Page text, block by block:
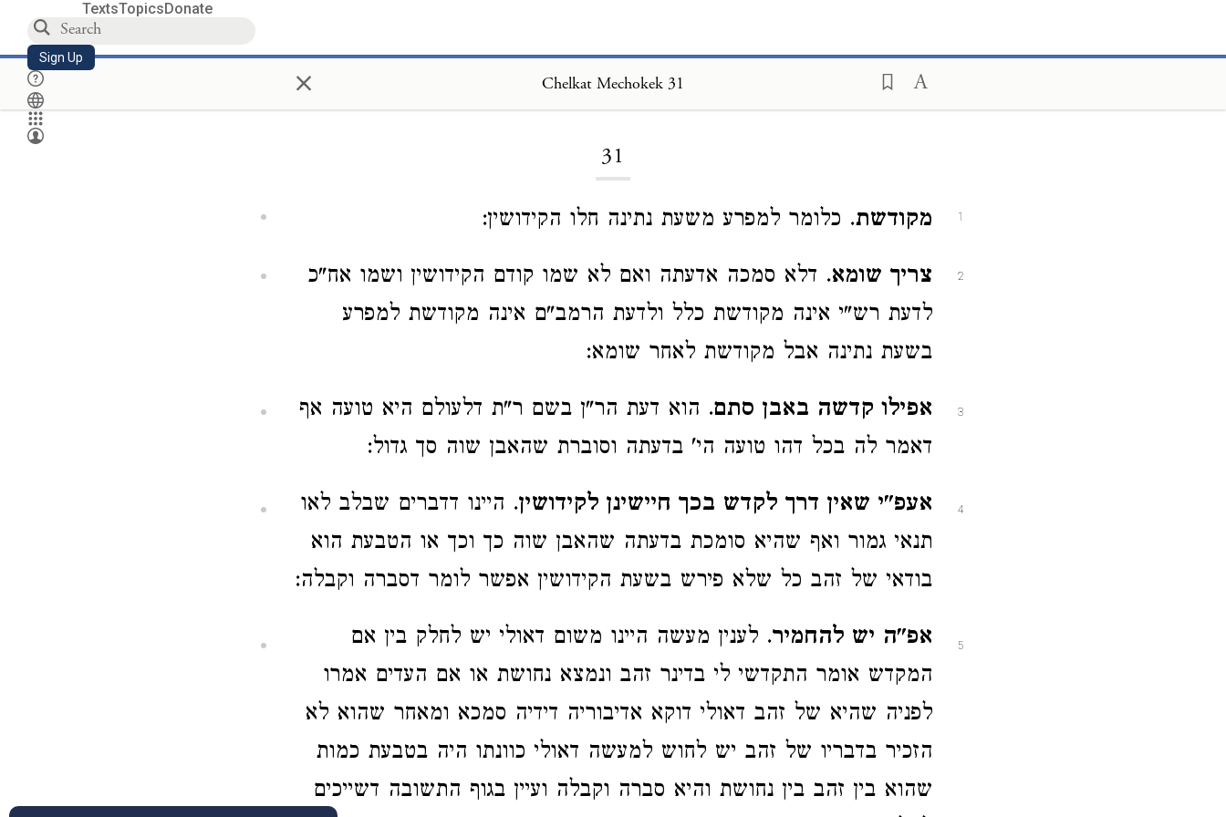
TextsTopicsDonate
Sign Up × Chelkat Mechokek 31
31
1 מקודשת. כלומר למפרע משעת נתינה חלו הקידושין:
2 צריך שומא. דלא סמכה אדעתה ואם לא שמו קודם הקידושין ושמו אח"כ
לדעת רש"י אינה מקודשת כלל ולדעת הרמב"ם אינה מקודשת למפרע
בשעת נתינה אבל מקודשת לאחר שומא:
3 אפילו קדשה באבן סתם. הוא דעת הר"ן בשם ר"ת דלעולם היא טועה אף
דאמר לה בכל דהו טועה הי' בדעתה וסוברת שהאבן שוה סך גדול:
4 אעפ"י שאין דרך לקדש בכך חיישינן לקידושין. היינו דדברים שבלב לאו
תנאי גמור ואף שהיא סומכת בדעתה שהאבן שוה כך וכך או הטבעת הוא
בודאי של זהב כל שלא פירש בשעת הקידושין אפשר לומר דסברה וקבלה:
5 אפ"ה יש להחמיר. לענין מעשה היינו משום דאולי יש לחלק בין אם
המקדש אומר התקדשי לי בדינר זהב ונמצא נחושת או אם העדים אמרו
לפניה שהיא של זהב דאולי דוקא אדיבוריה דידיה סמכא ומאחר שהוא לא
הזכיר בדבריו של זהב יש לחוש למעשה דאולי כוונתו היה בטבעת כמות
שהוא בין זהב בין נחושת והיא סברה וקבלה ועיין בגוף התשובה דשייכים